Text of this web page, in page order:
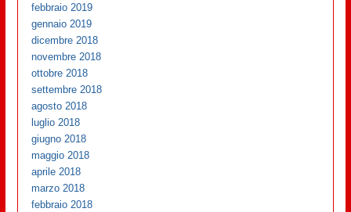
febbraio 2019
gennaio 2019
dicembre 2018
novembre 2018
ottobre 2018
settembre 2018
agosto 2018
luglio 2018
giugno 2018
maggio 2018
aprile 2018
marzo 2018
febbraio 2018